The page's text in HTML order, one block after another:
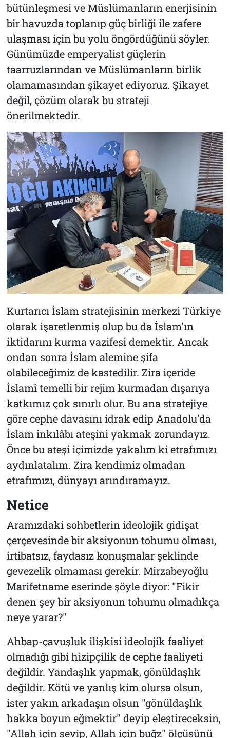
bütünleşmesi ve Müslümanların enerjisinin
bir havuzda toplanıp güç birliği ile zafere
ulaşması için bu yolu öngördüğünü söyler.
Günümüzde emperyalist güçlerin
taarruzlarından ve Müslümanların birlik
olamamasından şikayet ediyoruz. Şikayet
değil, çözüm olarak bu strateji
önerilmektedir.
Kurtarıcı İslam stratejisinin merkezi Türkiye
olarak işaretlenmiş olup bu da İslam'ın
iktidarını kurma vazifesi demektir. Ancak
ondan sonra İslam alemine şifa
olabileceğimiz de kastedilir. Zira içeride
İslamî temelli bir rejim kurmadan dışarıya
katkımız çok sınırlı olur. Bu ana stratejiye
göre cephe davasını idrak edip Anadolu'da
İslam inkılâbı ateşini yakmak zorundayız.
Önce bu ateşi içimizde yakalım ki etrafımızı
aydınlatalım. Zira kendimiz olmadan
etrafımızı, dünyayı arındıramayız.
Netice
Aramızdaki sohbetlerin ideolojik gidişat
çerçevesinde bir aksiyonun tohumu olması,
irtibatsız, faydasız konuşmalar şeklinde
gevezelik olmaması gerekir. Mirzabeyoğlu
Marifetname eserinde şöyle diyor: "Fikir
denen şey bir aksiyonun tohumu olmadıkça
neye yarar?"
Ahbap-çavuşluk ilişkisi ideolojik faaliyet
olmadığı gibi hizipçilik de cephe faaliyeti
değildir. Yandaşlık yapmak, gönüldaşlık
değildir. Kötü ve yanlış kim olursa olsun,
ister yakın arkadaşın olsun "gönüldaşlık
hakka boyun eğmektir" deyip eleştireceksin,
"Allah için sevip, Allah için buğz" ölçüsünü